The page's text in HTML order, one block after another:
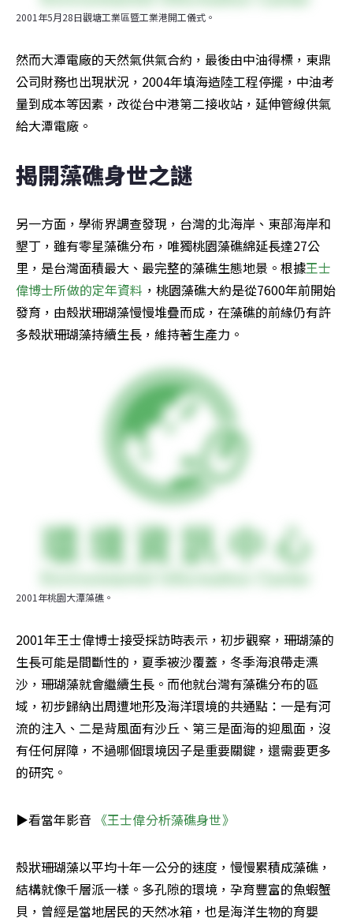
2001年5月28日觀塘工業區暨工業港開工儀式。
然而大潭電廠的天然氣供氣合約，最後由中油得標，東鼎
公司財務也出現狀況，2004年填海造陸工程停擺，中油考
量到成本等因素，改從台中港第二接收站，延伸管線供氣
給大潭電廠。
揭開藻礁身世之謎
另一方面，學術界調查發現，台灣的北海岸、東部海岸和
墾丁，雖有零星藻礁分布，唯獨桃園藻礁綿延長達27公
里，是台灣面積最大、最完整的藻礁生態地景。根據王士
偉博士所做的定年資料 ，桃園藻礁大約是從7600年前開始
發育，由殼狀珊瑚藻慢慢堆疊而成，在藻礁的前緣仍有許
多殼狀珊瑚藻持續生長，維持著生產力。
2001年桃園大潭藻礁。
2001年王士偉博士接受採訪時表示，初步觀察，珊瑚藻的
生長可能是間斷性的，夏季被沙覆蓋，冬季海浪帶走漂
沙，珊瑚藻就會繼續生長。而他就台灣有藻礁分布的區
域，初步歸納出周遭地形及海洋環境的共通點：一是有河
流的注入、二是背風面有沙丘、第三是面海的迎風面，沒
有任何屏障，不過哪個環境因子是重要關鍵，還需要更多
的研究。
▶看當年影音 《王士偉分析藻礁身世》
殼狀珊瑚藻以平均十年一公分的速度，慢慢累積成藻礁，
結構就像千層派一樣。多孔隙的環境，孕育豐富的魚蝦蟹
貝，曾經是當地居民的天然冰箱，也是海洋生物的育嬰